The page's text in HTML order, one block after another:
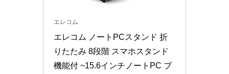
エレコム
エレコム ノートPCスタンド 折
りたたみ 8段階 スマホスタンド
機能付 ~15.6インチノートPC ブ